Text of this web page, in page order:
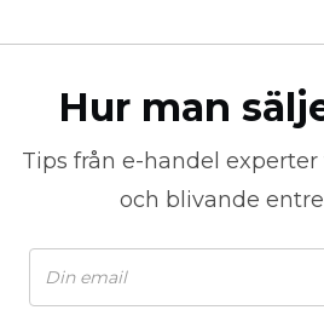
Hur man
Tips från e-handel experter
och blivande